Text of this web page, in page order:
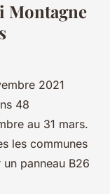
Montagne
2021
48
au 31 mars.
les communes
panneau B26